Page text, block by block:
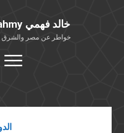
Khaled Fahmy خالد فهمي
خواطر عن مصر والشرق
open
menu
كتابات